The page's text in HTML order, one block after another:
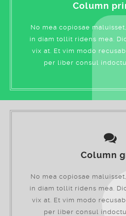
Column
No mea copiosae
in diam tollit ridens mea.
vix at. Et vim modo
per liber consul
Column
No mea copiosae
in diam tollit ridens mea.
vix at. Et vim modo
per liber consul